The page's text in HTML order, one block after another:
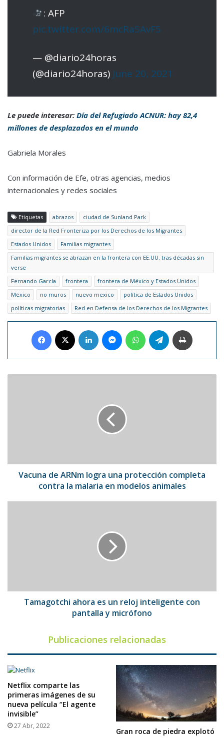
: AFP
pic.twitter.com/6mcRa5AvF5
— @diario24horas
(@diario24horas) June 20, 2021
Le puede interesar: Día del Refugiado ACNUR: hay 82,4
millones de desplazados en el mundo
Gabriela Morales
Con información de Efe, otras agencias, medios
internacionales y redes sociales
Etiquetas abrazos
ciudad de Sunland Park
director de la Red Fronteriza por los Derechos de los Migrantes
Estados Unidos
Familias migrantes
Familias migrantes se abrazan en la frontera con EE.UU. tras décadas sin
verse
Fernando García
frontera
frontera de México y Estados Unidos
México
no muros nuevo mexico
política de Estados Unidos
políticas migratorias
Red en Defensa de los Derechos de los Migrantes
Facebook LinkedIn MessengerWhatsAppTelegram
la
malaria
Vacuna de ARNm logra una protección completa
contra la malaria en modelos animales
y
micrófonoTamagotchi ahora es un reloj inteligente con
pantalla y micrófono
Publicaciones relacionadas
Netflix comparte las
primeras imágenes de su
nueva película “El agente
invisible”
27 Abr, 2022
Gran roca de piedra explotó